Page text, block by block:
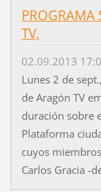
PROGRAMA
TV,
02.09.2013
Lunes 2 de
de Aragón TV
duración sobre
Plataforma
cuyos
Carlos Gracia -